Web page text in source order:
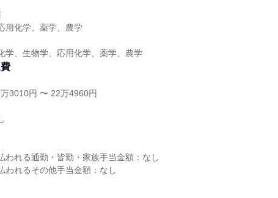
用化学、薬学、農学
学、生物学、応用化学、薬学、農学
3010円 〜 22万4960円
われる通勤・皆勤・家族手当金額：なし
われるその他手当金額：なし